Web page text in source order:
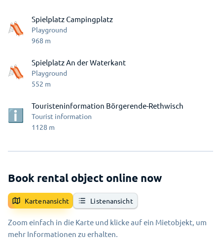
Spielplatz Campingplatz
Playground
968 m
Spielplatz An der Waterkant
Playground
552 m
Touristeninformation Börgerende-Rethwisch
Tourist information
1128 m
Book rental object online now
Kartenansicht Listenansicht
Zoom einfach in die Karte und klicke auf ein Mietobjekt, um
mehr Informationen zu erhalten.